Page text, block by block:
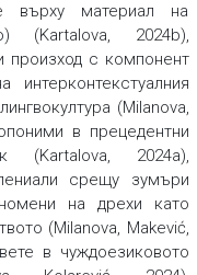
върху материал на
(Kartalova, 2024b),
произход с компонент
(Milanova,
в прецедентни
(Kartalova, 2024a),
срещу зумъри
на дрехи като
(Milanova, Makević,
в чуждоезиковото